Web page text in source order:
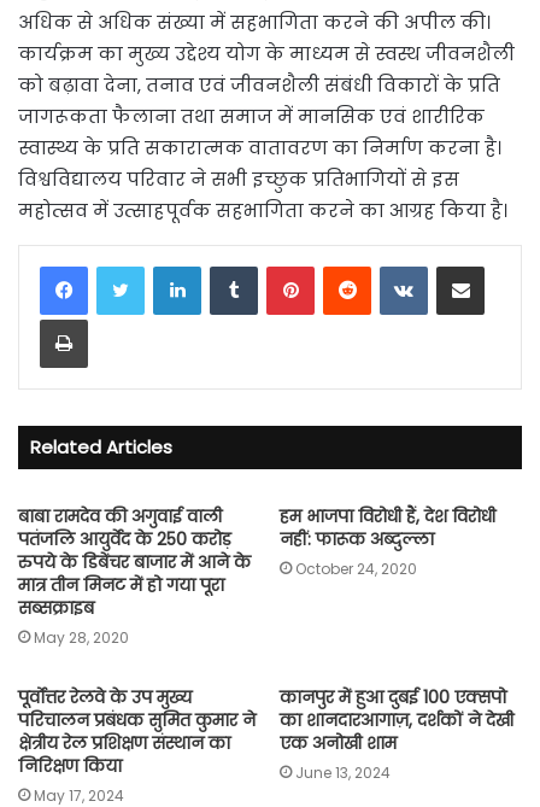
अधिक से अधिक संख्या में सहभागिता करने की अपील की।
कार्यक्रम का मुख्य उद्देश्य योग के माध्यम से स्वस्थ जीवनशैली
को बढ़ावा देना, तनाव एवं जीवनशैली संबंधी विकारों के प्रति
जागरूकता फैलाना तथा समाज में मानसिक एवं शारीरिक
स्वास्थ्य के प्रति सकारात्मक वातावरण का निर्माण करना है।
विश्वविद्यालय परिवार ने सभी इच्छुक प्रतिभागियों से इस
महोत्सव में उत्साहपूर्वक सहभागिता करने का आग्रह किया है।
LinkedInTumblrPinterestReddit VKontakteShare via Email
Print
Related Articles
बाबा रामदेव की अगुवाई वाली
पतंजलि आयुर्वेद के 250 करोड़
रुपये के डिबेंचर बाजार में आने के
मात्र तीन मिनट में हो गया पूरा
सब्सक्राइब
May 28, 2020
हम भाजपा विरोधी हैं, देश विरोधी
नहीं: फारूक अब्दुल्ला
October 24, 2020
पूर्वोत्तर रेलवे के उप मुख्य
परिचालन प्रबंधक सुमित कुमार ने
क्षेत्रीय रेल प्रशिक्षण संस्थान का
निरिक्षण किया
May 17, 2024
कानपुर में हुआ दुबई 100 एक्सपो
का शानदारआगाज़, दर्शकों ने देखी
एक अनोखी शाम
June 13, 2024